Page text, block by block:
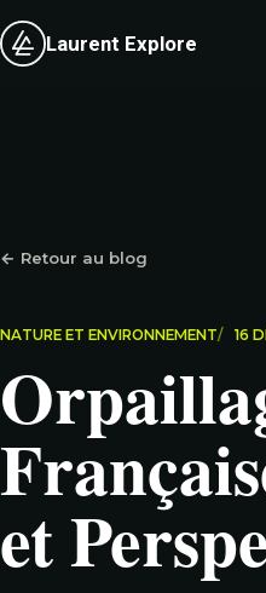
Laurent Explore
← Retour au blog
NATURE ET ENVIRONNEMENT 16
et